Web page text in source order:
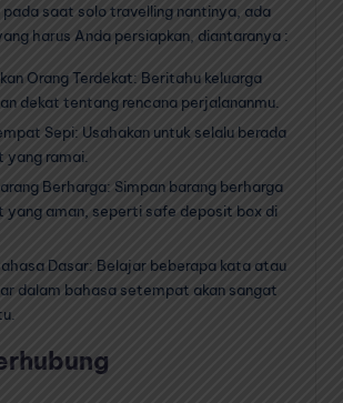
saat solo travelling nantinya, ada
harus Anda persiapkan, diantaranya :
Orang Terdekat: Beritahu keluarga
dekat tentang rencana perjalananmu.
Sepi: Usahakan untuk selalu berada
yang ramai.
Berharga: Simpan barang berharga
yang aman, seperti safe deposit box di
Dasar: Belajar beberapa kata atau
dalam bahasa setempat akan sangat